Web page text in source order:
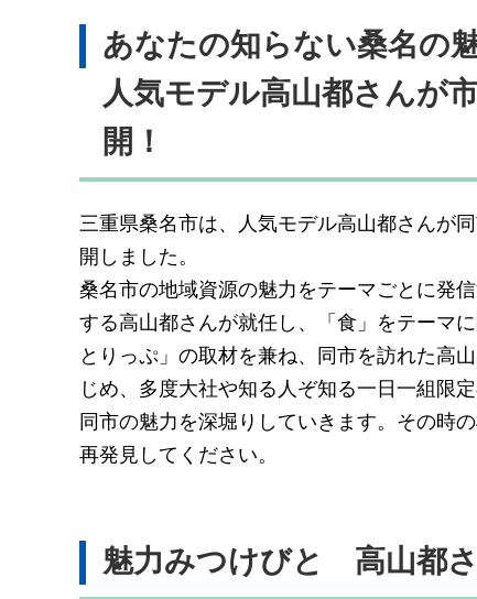
あなたの知らない桑名の
人気モデル高山都さんが
開！
三重県桑名市は、人気モデル高山都さんが
開しました。
桑名市の地域資源の魅力をテーマごとに発
する高山都さんが就任し、「食」をテーマ
とりっぷ」の取材を兼ね、同市を訪れた高
じめ、多度大社や知る人ぞ知る一日一組限
同市の魅力を深堀りしていきます。その時
再発見してください。
魅力みつけびと 高山都